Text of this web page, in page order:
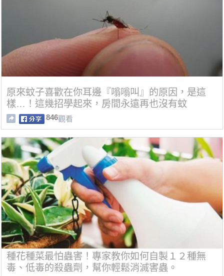
原來蚊子喜歡在你耳邊『嗡嗡叫』的原因，是這
樣…！這幾招學起來，房間永遠再也沒有蚊
子！。。。
846觀看
種花種菜最怕蟲害！專家教你如何自製１２種無
毒、低毒的殺蟲劑，幫你輕鬆消滅害蟲。